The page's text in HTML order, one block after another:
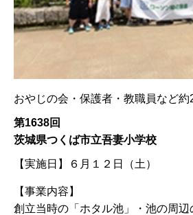
おやじの会・保護者・教職員など約
第1638回
茨城県つくば市立吾妻小学校
【実施日】 ６月１２日（土）
【事業内容】
創立当時の「ホタル池」・池の周